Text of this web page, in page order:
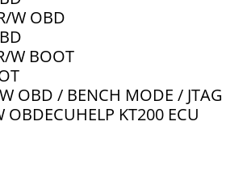
W OBD
W BOOT
OBD / BENCH MODE / JTAG
KT200 ECU